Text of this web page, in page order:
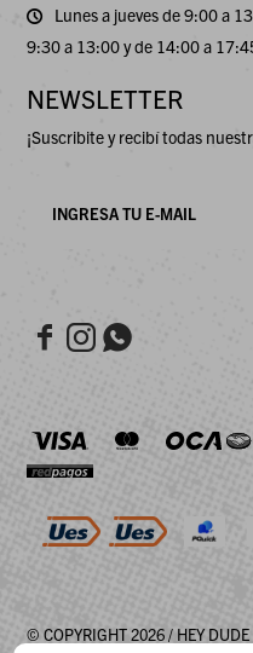
Lunes a jueves de 9:00 a
9:30 a 13:00 y de 14:00 a
NEWSLETTER
¡Suscribite y recibí todas
  
© COPYRIGHT 2026 / HEY DUDE